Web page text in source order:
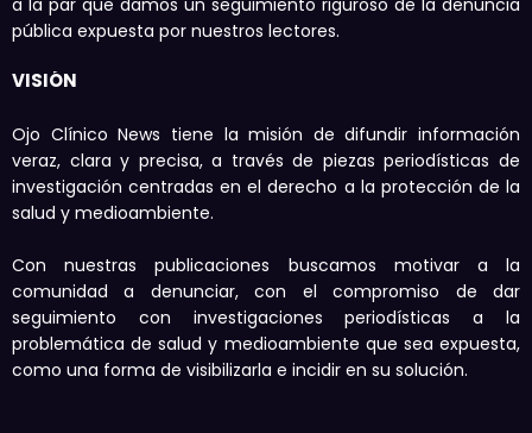
a la par que damos un seguimiento riguroso de la denuncia
pública expuesta por nuestros lectores.
VISIÓN
Ojo Clínico News tiene la misión de difundir información
veraz, clara y precisa, a través de piezas periodísticas de
investigación centradas en el derecho a la protección de la
salud y medioambiente.
Con nuestras publicaciones buscamos motivar a la
comunidad a denunciar, con el compromiso de dar
seguimiento con investigaciones periodísticas a la
problemática de salud y medioambiente que sea expuesta,
como una forma de visibilizarla e incidir en su solución.